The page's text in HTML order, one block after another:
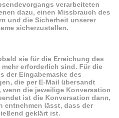
verarbeiteten
dazu, einen Missbrauch des
und die Sicherheit unserer
sicherzustellen.
sie für die Erreichung des
erforderlich sind. Für die
der Eingabemaske des
die per E-Mail übersandt
die jeweilige Konversation
ist die Konversation dann,
entnehmen lässt, dass der
geklärt ist.